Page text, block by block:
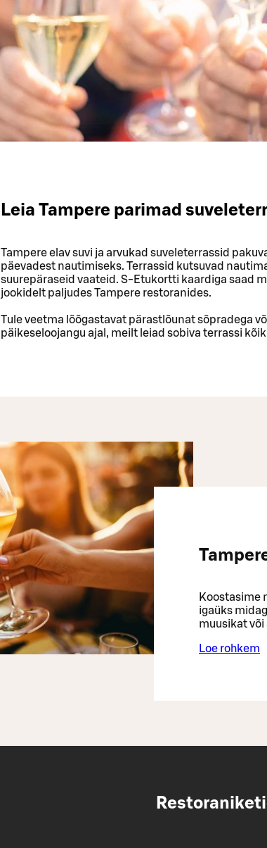
Leia Tampere parimad
Tampere elav suvi ja arvukad suveleterrassid
päevadest nautimiseks. Terrassid kutsuvad
suurepäraseid vaateid. S-Etukortti kaardiga saad
jookidelt paljudes Tampere restoranides.
Tule veetma lõõgastavat pärastlõunat sõpradega
päikeseloojangu ajal, meilt leiad sobiva terrassi
Koostasime
igaüks
muusikat või
Loe rohkem